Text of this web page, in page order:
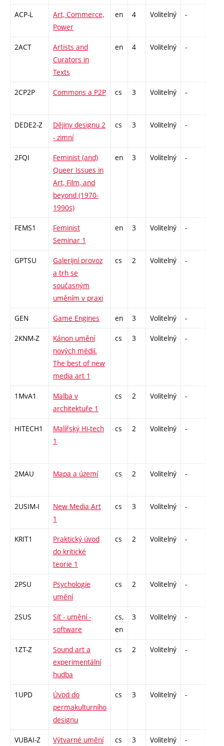
ACP-L
Art, Commerce,
Power
en 4 Volitelný -
2ACT
Artists and
Curators in
Texts
en 4 Volitelný -
2CP2P Commons a P2P cs 3 Volitelný -
DEDE2-Z
Dějiny designu 2
- zimní
cs 3 Volitelný -
2FQI
Feminist (and)
Queer Issues in
Art, Film, and
beyond (1970-
1990s)
en 3 Volitelný -
FEMS1
Feminist
Seminar 1
en 3 Volitelný -
GPTSU
Galerijní provoz
a trh se
současným
uměním v praxi
cs 2 Volitelný -
GEN Game Engines en 3 Volitelný -
2KNM-Z
Kánon umění
nových médií.
The best of new
media art 1
cs 3 Volitelný -
1MvA1
Malba v
architektuře 1
cs 2 Volitelný -
HITECH1
Malířský Hi-tech
1
cs 2 Volitelný -
2MAU Mapa a území cs 2 Volitelný -
2USIM-I
New Media Art
1
cs 3 Volitelný -
KRIT1
Praktický úvod
do kritické
teorie 1
cs 2 Volitelný -
2PSU
Psychologie
umění
cs 2 Volitelný -
2SUS
Síť - umění -
software
cs,
en
3 Volitelný -
1ZT-Z
Sound art a
experimentální
hudba
cs 2 Volitelný -
1UPD
Úvod do
permakulturního
designu
cs 3 Volitelný -
VUBAI-Z Výtvarné umění cs 3 Volitelný -